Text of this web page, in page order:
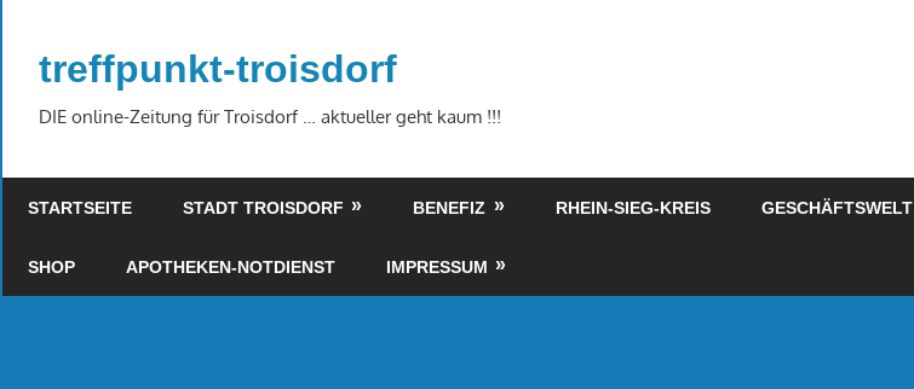
springen
treffpunkt-troisdorf
DIE online-Zeitung für Troisdorf … aktueller geht kaum !!!
STARTSEITE STADT TROISDORF BENEFIZ RHEIN-SIEG-KREIS GESCHÄFTSWELT
SHOP APOTHEKEN-NOTDIENST IMPRESSUM